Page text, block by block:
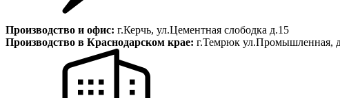
Производство и офис: г.Керчь, ул.Цементная слободка д.15
Производство в Краснодарском крае: г.Темрюк ул.Промышленная,